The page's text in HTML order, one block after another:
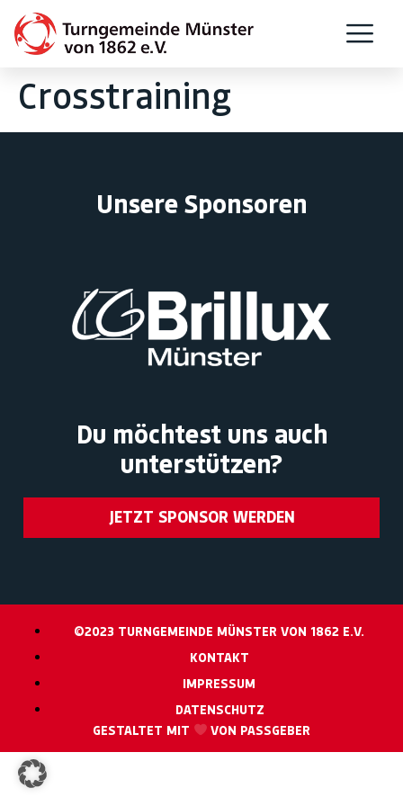
Crosstraining
Unsere Sponsoren
Du möchtest uns auch
unterstützen?
JETZT SPONSOR WERDEN
©2023 TURNGEMEINDE MÜNSTER VON 1862 E.V.
KONTAKT
IMPRESSUM
DATENSCHUTZ
GESTALTET MIT
VON PASSGEBER